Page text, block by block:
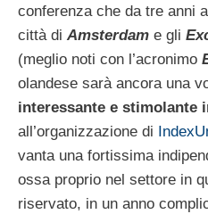
conferenza che da tre anni
città di Amsterdam e gli
(meglio noti con l’acronimo
olandese sarà ancora una
interessante e stimolante
all’organizzazione di
vanta una fortissima
ossa proprio nel settore in
riservato, in un anno